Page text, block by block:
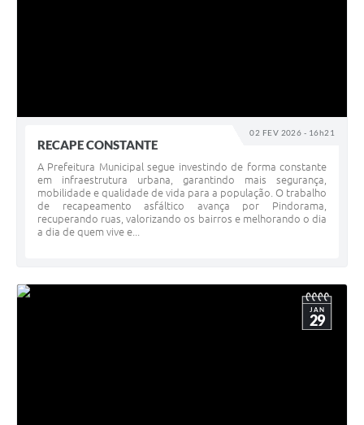
02 FEV 2026 - 16h21
RECAPE CONSTANTE
A Prefeitura Municipal segue investindo de forma constante
em infraestrutura urbana, garantindo mais segurança,
mobilidade e qualidade de vida para a população. O trabalho
de recapeamento asfáltico avança por Pindorama,
recuperando ruas, valorizando os bairros e melhorando o dia
a dia de quem vive e...
JAN
29